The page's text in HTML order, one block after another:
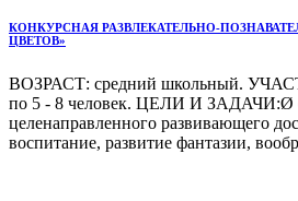
КОНКУРСНАЯ РАЗВЛЕКАТЕЛЬНО-
ЦВЕТОВ»
ВОЗРАСТ: средний школьный.
по 5 - 8 человек. ЦЕЛИ И ЗАДАЧИ:Ø
целенаправленного развивающего
воспитание, развитие фантазии,